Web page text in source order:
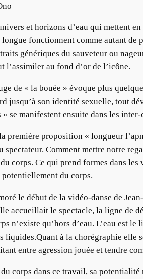
et horizons d’eau qui mettent
fonctionnent comme autant
génériques du sauveteur ou
l’assimiler au fond d’or de l’icône.
de « la bouée » évoque plus
jusqu’à son identité sexuelle, tout
se manifestent ensuite dans les
première proposition « longueur
spectateur. Comment mettre notre
corps. Ce qui prend formes dans
du corps.
le début de la vidéo-danse de
accueillait le spectacle, la ligne de
n’existe qu’hors d’eau. L’eau est
à la chorégraphie elle
entre agression jouée et tendre
corps dans ce travail, sa potentialité